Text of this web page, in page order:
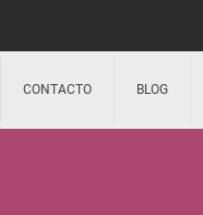
CONTACTO BLOG